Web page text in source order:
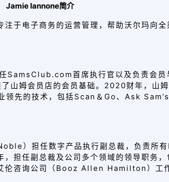
Jamie Iannone简介
于电子商务的运营管理，帮助沃尔玛向
首席执行官以及负责会员
姆会员店的会员基础。2020财年，山
领先的技术，包括Scan＆Go、Ask
）担任数字产品执行副总裁，负责所有
担任副总裁及公司多个领域的领导职务
咨询公司（Booz Allen Hamilton）工作